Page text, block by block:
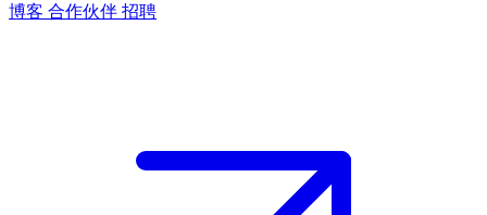
博客 合作伙伴 招聘